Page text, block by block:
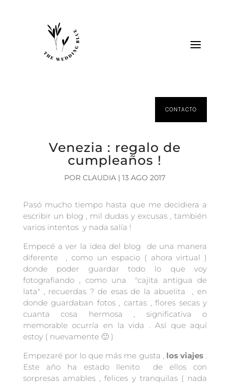
CONTACTO
Venezia : regalo de
cumpleaños !
PORCLAUDIA |13 AGO 2017
Pasó mucho tiempo hasta que me decidiera a
escribir un blog , mil dudas y excusas , también
varios intentos y nada salía !
Empecé a ver la idea del blog de una manera
diferente , como un espacio ( ahora virtual )
donde poder guardar todo lo que voy
fotografiando , como una "cajita antigua de
lata" , recuerdas ? de esas de la abuelita , en
donde guardaban fotos , cartas , flores secas y
cuanta cosa hermosa , significativa o
memorable ocurría en la vida . Así que aquí
estoy ( nuevamente 🙂 )
Empezaré por lo que más me gusta , los viajes .
Este año ha estado llenito de ellos con
sorpresas amables , felices y tranquilas ( nada